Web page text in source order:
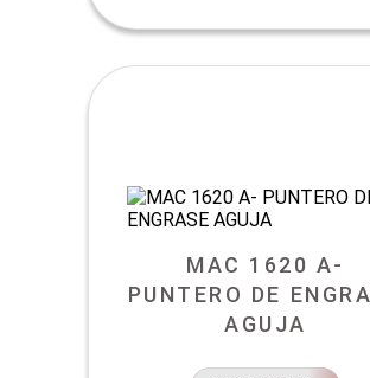
MAC 1620 A-
PUNTERO DE
AGUJA